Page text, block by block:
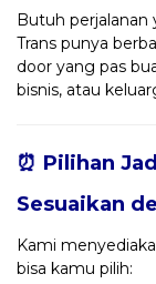
Butuh perjalanan
Trans punya
door yang pas
bisnis, atau
⏰ Pilihan
Sesuaikan
Kami
bisa kamu pilih: